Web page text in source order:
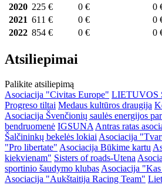
2020 225 € 0 €
0
2021 611 € 0 €
0
2022 854 € 0 € 0
Atsiliepimai
Palikite atsiliepimą
Asociacija "Civitas Europe" LIETUVOS
Progreso tiltai Medaus kultūros draugija
Asociacija Švenčionių saulės energijos
bendruomenė IGSUNA Antras ratas
Šalčininkų bekelės lokiai Asociacija
"Pro libertate" Asociacija Būkime kartu
kiekvienam" Sisters of roads-Utena
sportinio šaudymo klubas Asociacija
Asociacija "Aukštaitija Racing Team"